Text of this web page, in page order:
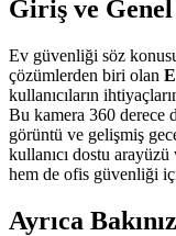
Giriş ve
Ev güvenliği söz
çözümlerden biri olan
kullanıcıların
Bu kamera 360 derece
görüntü ve gelişmiş
kullanıcı dostu
hem de ofis güvenliği
Ayrıca Bakınız